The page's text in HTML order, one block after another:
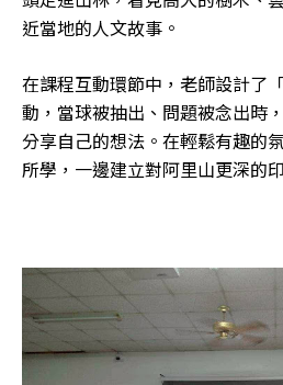
近當地的人文故事。
在課程互動環節中，老師設計了
動，當球被抽出、問題被念出時
分享自己的想法。在輕鬆有趣的
所學，一邊建立對阿里山更深的